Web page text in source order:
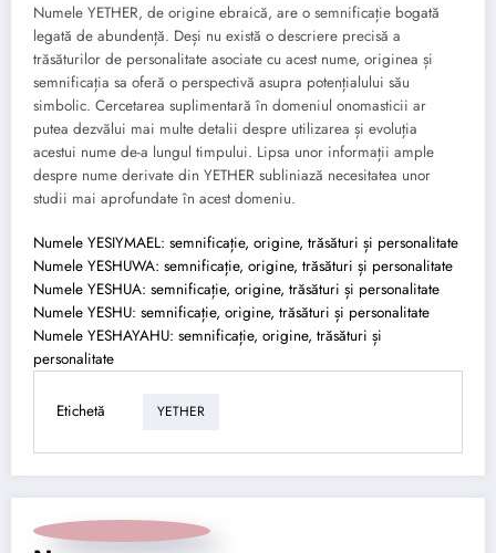
Numele YETHER, de origine ebraică, are o semnificație bogată
legată de abundență. Deși nu există o descriere precisă a
trăsăturilor de personalitate asociate cu acest nume, originea și
semnificația sa oferă o perspectivă asupra potențialului său
simbolic. Cercetarea suplimentară în domeniul onomasticii ar
putea dezvălui mai multe detalii despre utilizarea și evoluția
acestui nume de-a lungul timpului. Lipsa unor informații ample
despre nume derivate din YETHER subliniază necesitatea unor
studii mai aprofundate în acest domeniu.
Numele YESIYMAEL: semnificație, origine, trăsături și personalitate
Numele YESHUWA: semnificație, origine, trăsături și personalitate
Numele YESHUA: semnificație, origine, trăsături și personalitate
Numele YESHU: semnificație, origine, trăsături și personalitate
Numele YESHAYAHU: semnificație, origine, trăsături și
personalitate
Etichetă YETHER